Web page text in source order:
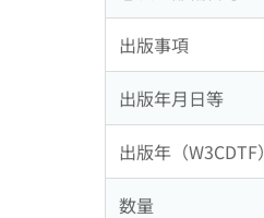
出版事項
出版年月日等
出版年（W3CDTF）
数量